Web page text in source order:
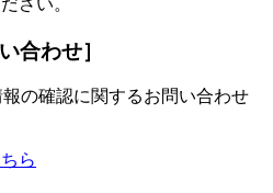
合わせ］
の確認に関するお問い合わせ
ら